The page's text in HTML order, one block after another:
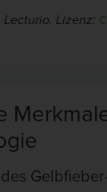
Lecturio. Lizenz: